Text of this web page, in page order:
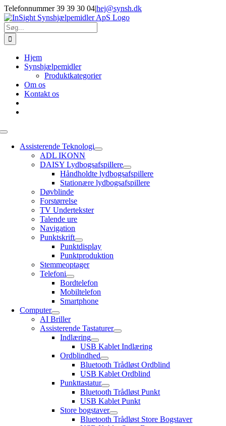
Skip
to
content
Telefonnummer 39 39 30 04|hej@synsh.dk
Søg
efter:
Hjem
Synshjælpemidler
Produktkategorier
Om os
Kontakt os
Toggle
NavigationAssisterende Teknologi
ADL IKONN
DAISY Lydbogsafspillere
Håndholdte lydbogsafspillere
Stationære lydbogsafspillere
Døvblinde
Forstørrelse
TV Undertekster
Talende ure
Navigation
Punktskrift
Punktdisplay
Punktproduktion
Stemmeoptager
Telefoni
Bordtelefon
Mobiltelefon
Smartphone
Computer
AI Briller
Assisterende Tastaturer
Indlæring
USB Kablet Indlæring
Ordblindhed
Bluetooth Trådløst Ordblind
USB Kablet Ordblind
Punkttastatur
Bluetooth Trådløst Punkt
USB Kablet Punkt
Store bogstaver
Bluetooth Trådløst Store Bogstaver